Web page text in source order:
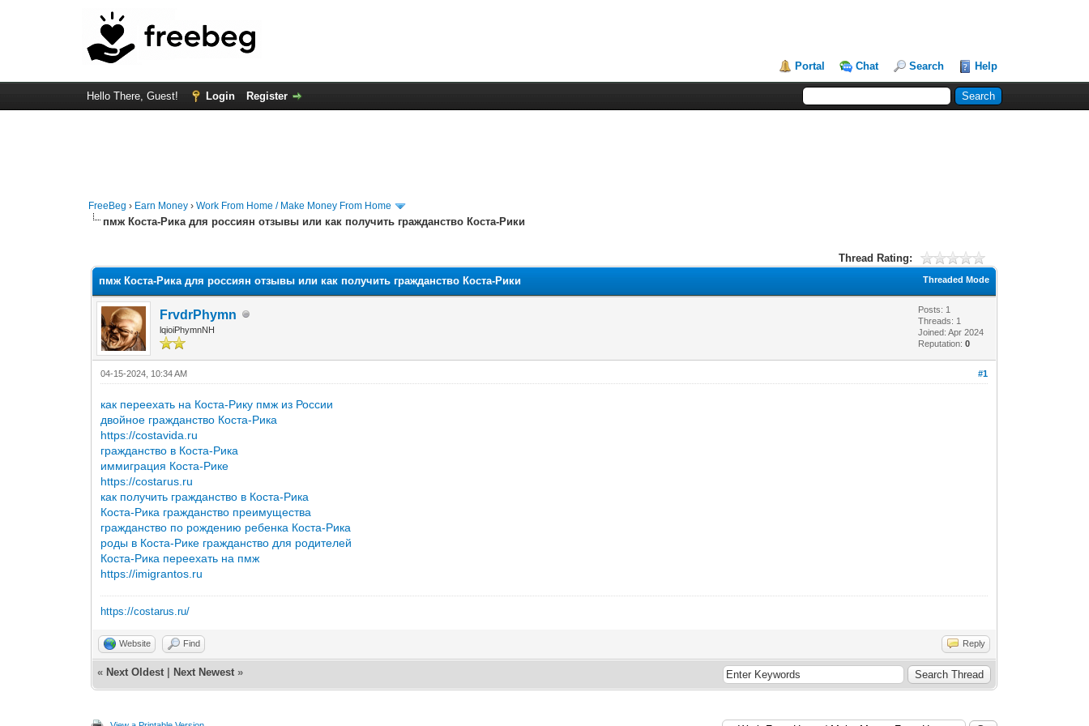
Portal Chat Search Help
Hello There, Guest! Login Register
FreeBeg › Earn Money ›Work From Home / Make Money From Home
пмж Коста-Рика для россиян отзывы или как получить гражданство Коста-Рики
Thread Rating:
Threaded Mode
пмж Коста-Рика для россиян отзывы или как получить гражданство Коста-Рики
FrvdrPhymn
lqioiPhymnNH
Posts: 1
Threads: 1
Joined: Apr 2024
Reputation:0
#1
04-15-2024, 10:34 AM
как переехать на Коста-Рику пмж из России
двойное гражданство Коста-Рика
https://costavida.ru
гражданство в Коста-Рика
иммиграция Коста-Рике
https://costarus.ru
как получить гражданство в Коста-Рика
Коста-Рика гражданство преимущества
гражданство по рождению ребенка Коста-Рика
роды в Коста-Рике гражданство для родителей
Коста-Рика переехать на пмж
https://imigrantos.ru
https://costarus.ru/
Website Find Reply
« Next Oldest Next Newest »